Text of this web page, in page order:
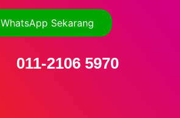
WhatsApp Sekarang
011-2106 5970